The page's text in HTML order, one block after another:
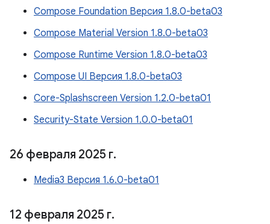
Compose Foundation Версия 1.8.0-beta03
Compose Material Version 1.8.0-beta03
Compose Runtime Version 1.8.0-beta03
Compose UI Версия 1.8.0-beta03
Core-Splashscreen Version 1.2.0-beta01
Security-State Version 1.0.0-beta01
26 февраля 2025 г.
Media3 Версия 1.6.0-beta01
12 февраля 2025 г.